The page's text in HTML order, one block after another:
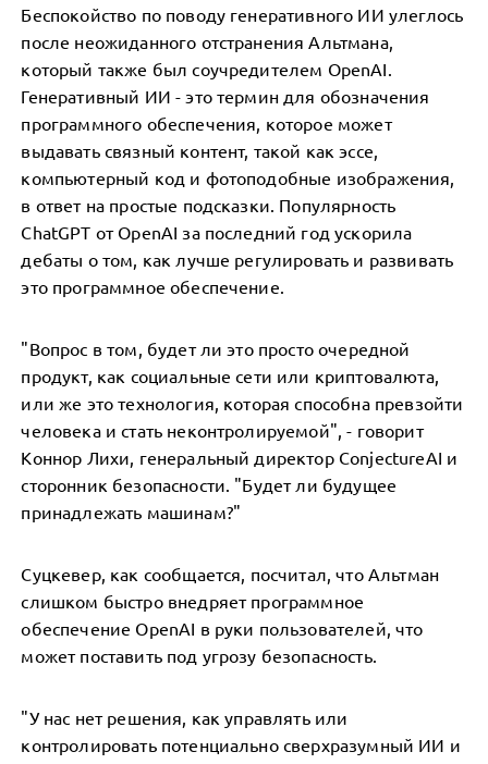
Беспокойство по поводу генеративного ИИ улеглось
после неожиданного отстранения Альтмана,
который также был соучредителем OpenAI.
Генеративный ИИ - это термин для обозначения
программного обеспечения, которое может
выдавать связный контент, такой как эссе,
компьютерный код и фотоподобные изображения,
в ответ на простые подсказки. Популярность
ChatGPT от OpenAI за последний год ускорила
дебаты о том, как лучше регулировать и развивать
это программное обеспечение.
"Вопрос в том, будет ли это просто очередной
продукт, как социальные сети или криптовалюта,
или же это технология, которая способна превзойти
человека и стать неконтролируемой", - говорит
Коннор Лихи, генеральный директор ConjectureAI и
сторонник безопасности. "Будет ли будущее
принадлежать машинам?"
Суцкевер, как сообщается, посчитал, что Альтман
слишком быстро внедряет программное
обеспечение OpenAI в руки пользователей, что
может поставить под угрозу безопасность.
"У нас нет решения, как управлять или
контролировать потенциально сверхразумный ИИ и